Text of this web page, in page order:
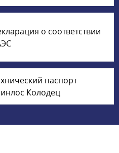
о соответствии
паспорт
Колодец